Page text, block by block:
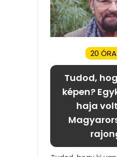
20
Tudod,
képen?
haja